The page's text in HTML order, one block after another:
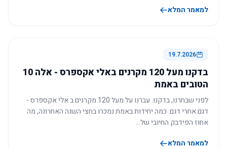
למאמר המלא
19.7.2026
בדקנו מעל 120 מקרנים באלי אקספרס - אלה 10
הטובים באמת
לפני שבחרנו, בדקנו. עברנו על מעל 120 מקרנים ב אלי אקספרס -
דגם אחרי דגם: כמה יחידות באמת נמכרו בחצי השנה האחרונה, מה
אחוז הפידבק החיובי של…
למאמר המלא